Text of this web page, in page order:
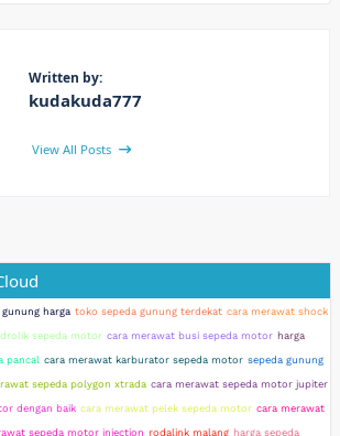
Written by:
kudakuda777
View All Posts
gunung harga toko sepeda gunung terdekat cara merawat shock
sepeda motor cara merawat busi sepeda motor harga
pancal cara merawat karburator sepeda motor sepeda gunung
sepeda polygon xtrada cara merawat sepeda motor jupiter
dengan baik cara merawat pelek sepeda motor cara merawat
sepeda motor injection rodalink malang harga sepeda